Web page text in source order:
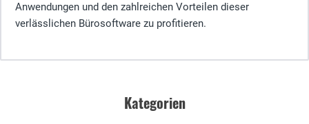
Anwendungen und den zahlreichen Vorteilen dieser
verlässlichen Bürosoftware zu profitieren.
Kategorien